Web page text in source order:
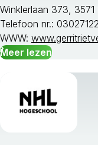
Winklerlaan 373, 3571
Telefoon nr.:
WWW:
Meer lezen